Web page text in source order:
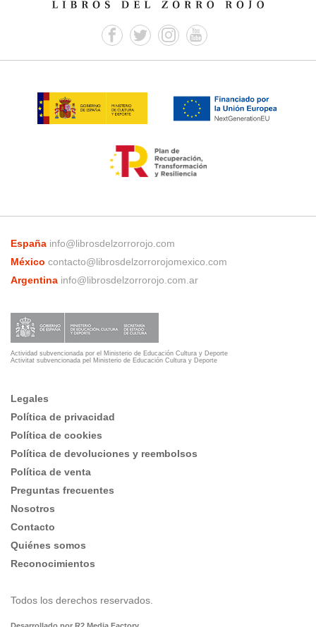
España info@librosdelzorrorojo.com
México contacto@librosdelzorrorojomexico.com
Argentina info@librosdelzorrorojo.com.ar
Actividad subvencionada por el Ministerio de Educación Cultura y Deporte
Activitat subvencionada pel Ministerio de Educación Cultura y Deporte
Legales
Política de privacidad
Política de cookies
Política de devoluciones y reembolsos
Política de venta
Preguntas frecuentes
Nosotros
Contacto
Quiénes somos
Reconocimientos
Todos los derechos reservados.